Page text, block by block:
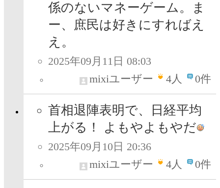
係のないマネーゲーム。ま
ー、庶民は好きにすればえ
え。
2025年09月11日 08:03
mixiユーザー
4人 0件
首相退陣表明で、日経平均
上がる！ よもやよもやだ
2025年09月10日 20:36
mixiユーザー
4人 0件